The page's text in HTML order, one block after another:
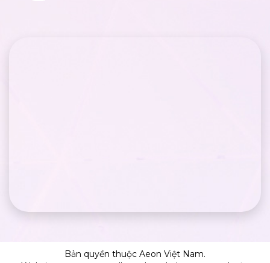
Bản quyền thuộc Aeon Việt Nam.